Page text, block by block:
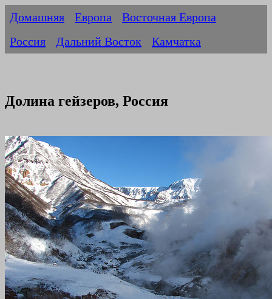
Домашняя Европа
Восточная Европа
Россия
Дальний Восток Камчатка
Долина гейзеров, Россия